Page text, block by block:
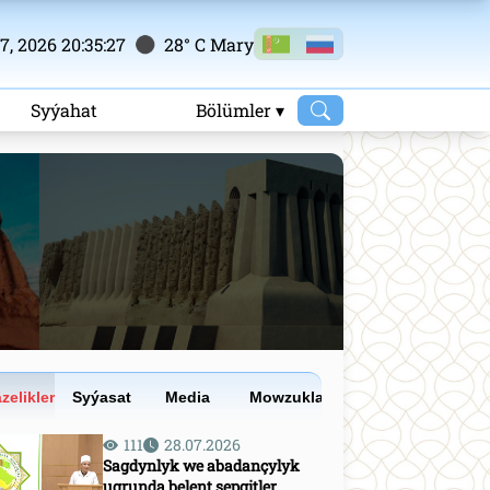
2026 20:35:28 28° C Mary
Syýahat Bölümler ▾
Syýasat Media Mowzuklar
111
28.07.2026
Sagdynlyk we abadançylyk